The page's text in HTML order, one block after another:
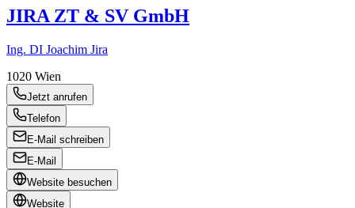
JIRA ZT & SV GmbH
Ing. DI Joachim Jira
1020 Wien
Jetzt anrufen
Telefon
E-Mail schreiben
E-Mail
Website besuchen
Website